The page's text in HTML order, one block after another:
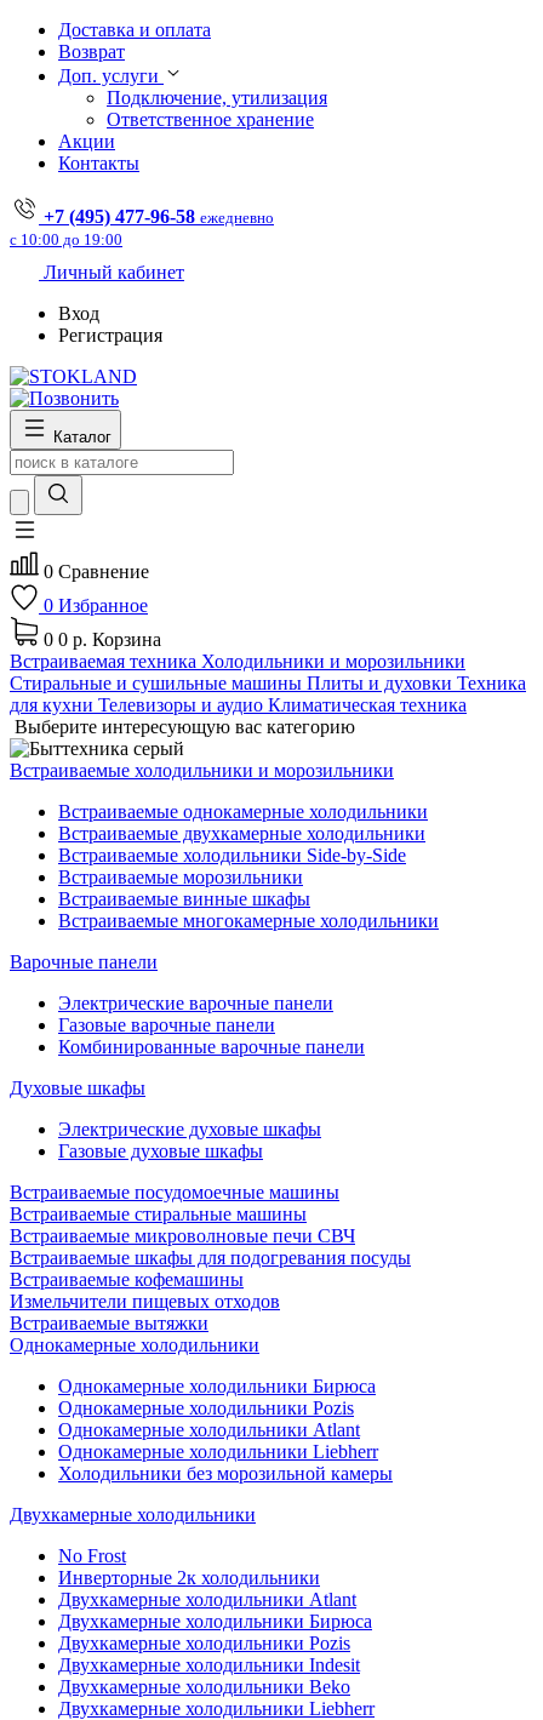
Доставка и оплата
Возврат
Доп. услуги
Подключение, утилизация
Ответственное хранение
Акции
Контакты
+7 (495) 477-96-58 ежедневно
с 10:00 до 19:00
Личный кабинет
Вход
Регистрация
Каталог
0 Сравнение
0 Избранное
0 0 р. Корзина
Встраиваемая техника Холодильники и морозильники
Стиральные и сушильные машины Плиты и духовки Техника
для кухни Телевизоры и аудио Климатическая техника
Выберите интересующую вас категорию
Встраиваемые холодильники и морозильники
Встраиваемые однокамерные холодильники
Встраиваемые двухкамерные холодильники
Встраиваемые холодильники Side-by-Side
Встраиваемые морозильники
Встраиваемые винные шкафы
Встраиваемые многокамерные холодильники
Варочные панели
Электрические варочные панели
Газовые варочные панели
Комбинированные варочные панели
Духовые шкафы
Электрические духовые шкафы
Газовые духовые шкафы
Встраиваемые посудомоечные машины
Встраиваемые стиральные машины
Встраиваемые микроволновые печи СВЧ
Встраиваемые шкафы для подогревания посуды
Встраиваемые кофемашины
Измельчители пищевых отходов
Встраиваемые вытяжки
Однокамерные холодильники
Однокамерные холодильники Бирюса
Однокамерные холодильники Pozis
Однокамерные холодильники Atlant
Однокамерные холодильники Liebherr
Холодильники без морозильной камеры
Двухкамерные холодильники
No Frost
Инверторные 2к холодильники
Двухкамерные холодильники Atlant
Двухкамерные холодильники Бирюса
Двухкамерные холодильники Pozis
Двухкамерные холодильники Indesit
Двухкамерные холодильники Beko
Двухкамерные холодильники Liebherr